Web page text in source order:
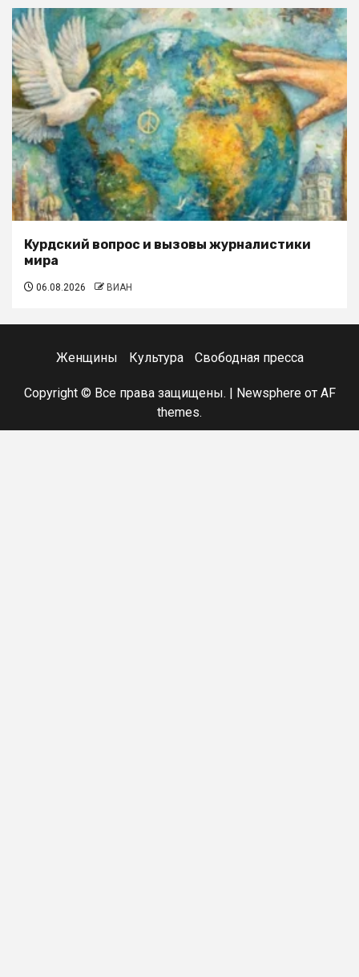
Курдский вопрос и вызовы журналистики
мира
06.08.2026 ВИАН
Женщины Культура Свободная пресса
Copyright © Все права защищены. | Newsphereот AF
themes.